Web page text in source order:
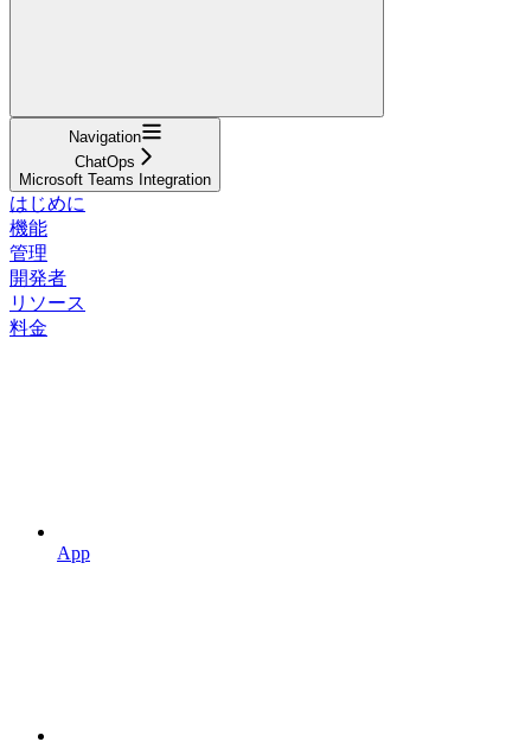
Navigation
ChatOps
Microsoft Teams Integration
はじめに
機能
管理
開発者
リソース
料金
App